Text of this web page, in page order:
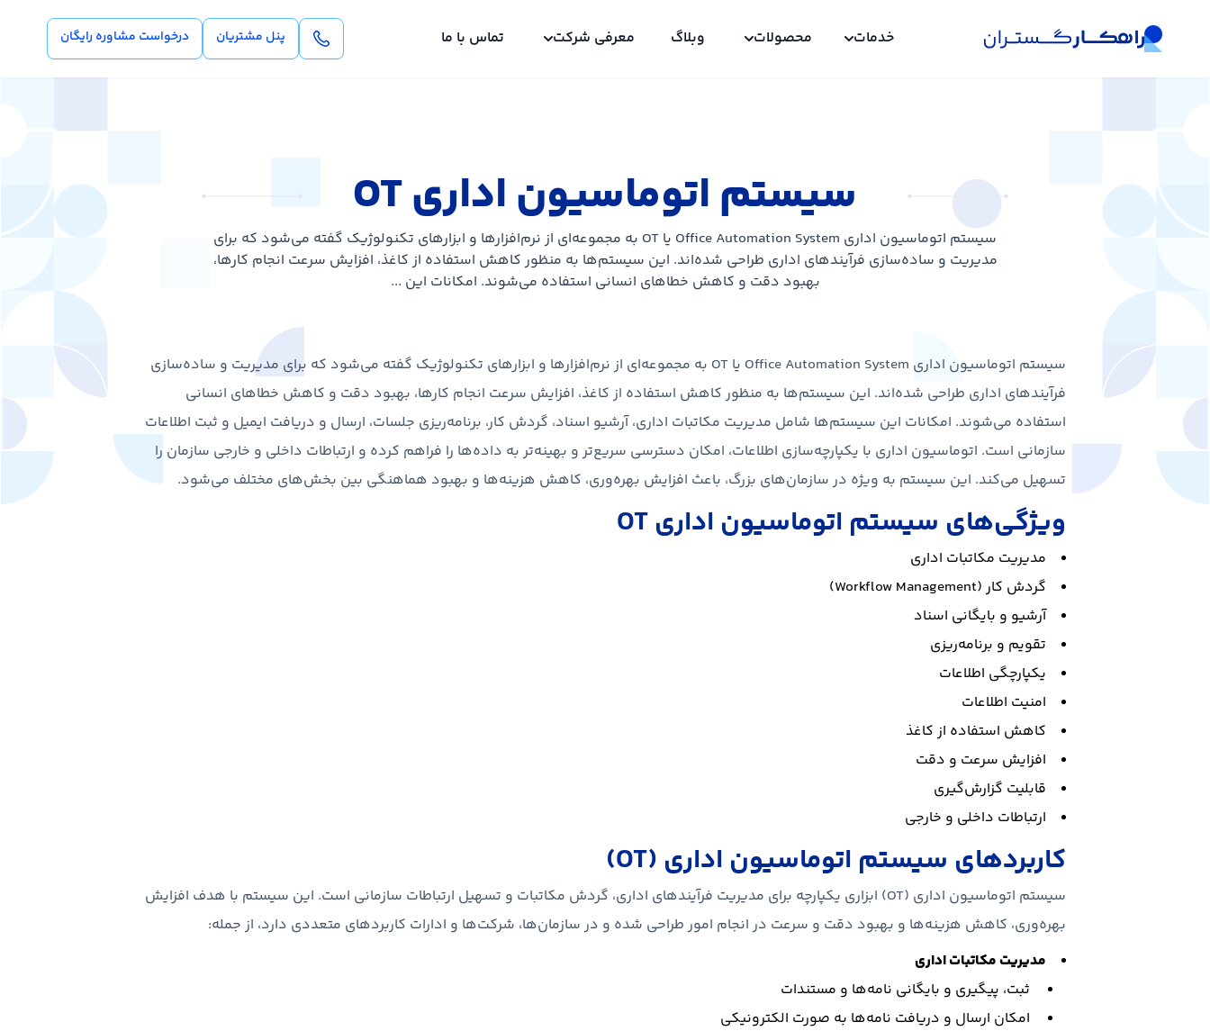
پنل مشتریان درخواست مشاوره رایگان خدمات محصولات وبلاگ معرفی شرکت تماس با ما
سیستم اتوماسیون اداری OT
سیستم اتوماسیون اداری Office Automation System یا OT به مجموعه‌ای از نرم‌افزارها و ابزارهای تکنولوژیک گفته می‌شود که برای
مدیریت و ساده‌سازی فرآیندهای اداری طراحی شده‌اند. این سیستم‌ها به منظور کاهش استفاده از کاغذ، افزایش سرعت انجام کارها،
بهبود دقت و کاهش خطاهای انسانی استفاده می‌شوند. امکانات این ...
سیستم اتوماسیون اداری Office Automation System یا OT به مجموعه‌ای از نرم‌افزارها و ابزارهای تکنولوژیک گفته می‌شود که برای مدیریت و ساده‌سازی
فرآیندهای اداری طراحی شده‌اند. این سیستم‌ها به منظور کاهش استفاده از کاغذ، افزایش سرعت انجام کارها، بهبود دقت و کاهش خطاهای انسانی
استفاده می‌شوند. امکانات این سیستم‌ها شامل مدیریت مکاتبات اداری، آرشیو اسناد، گردش کار، برنامه‌ریزی جلسات، ارسال و دریافت ایمیل و ثبت اطلاعات
سازمانی است. اتوماسیون اداری با یکپارچه‌سازی اطلاعات، امکان دسترسی سریع‌تر و بهینه‌تر به داده‌ها را فراهم کرده و ارتباطات داخلی و خارجی سازمان را
تسهیل می‌کند. این سیستم به ویژه در سازمان‌های بزرگ، باعث افزایش بهره‌وری، کاهش هزینه‌ها و بهبود هماهنگی بین بخش‌های مختلف می‌شود.
ویژگی‌های سیستم اتوماسیون اداری OT
مدیریت مکاتبات اداری
گردش کار (Workflow Management)
آرشیو و بایگانی اسناد
تقویم و برنامه‌ریزی
یکپارچگی اطلاعات
امنیت اطلاعات
کاهش استفاده از کاغذ
افزایش سرعت و دقت
قابلیت گزارش‌گیری
ارتباطات داخلی و خارجی
کاربردهای سیستم اتوماسیون اداری (OT)
سیستم اتوماسیون اداری (OT) ابزاری یکپارچه برای مدیریت فرآیندهای اداری، گردش مکاتبات و تسهیل ارتباطات سازمانی است. این سیستم با هدف افزایش
بهره‌وری، کاهش هزینه‌ها و بهبود دقت و سرعت در انجام امور طراحی شده و در سازمان‌ها، شرکت‌ها و ادارات کاربردهای متعددی دارد، از جمله:
مدیریت مکاتبات اداری
ثبت، پیگیری و بایگانی نامه‌ها و مستندات
امکان ارسال و دریافت نامه‌ها به صورت الکترونیکی